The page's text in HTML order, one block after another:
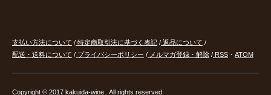
支払い方法について / 特定商取引法に基づく表記 / 返品について /
配送・送料について / プライバシーポリシー / メルマガ登録・解除 / RSS ・ ATOM
Copyright © 2017 kakuida-wine . All rights reserved.